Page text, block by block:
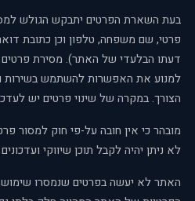
בעת השארת הפרטים יתבקש הגולש
פרטי, שם משפחה, טלפון וכן כתובת
דעתו הבלעדי של האתר). מסירת פרטים
למנוע את האפשרות להשתמש בשירות
הצורך. במקרה של שינוי פרטים יש
מובהר כי אין חובה על-פי חוק למסור
לא ניתן יהיה לקבל תוכן שיווקי
האתר לא יעשה בפרטים שנמסרו